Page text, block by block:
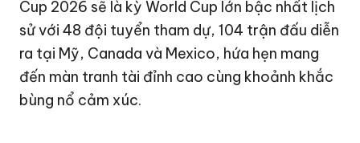
Cup 2026 sẽ là kỳ World Cup lớn bậc nhất lịch
sử với 48 đội tuyển tham dự, 104 trận đấu diễn
ra tại Mỹ, Canada và Mexico, hứa hẹn mang
đến màn tranh tài đỉnh cao cùng khoảnh khắc
bùng nổ cảm xúc.